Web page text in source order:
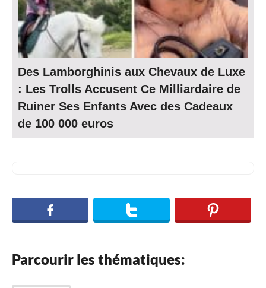
Des Lamborghinis aux Chevaux de Luxe
: Les Trolls Accusent Ce Milliardaire de
Ruiner Ses Enfants Avec des Cadeaux
de 100 000 euros
Parcourir les thématiques: